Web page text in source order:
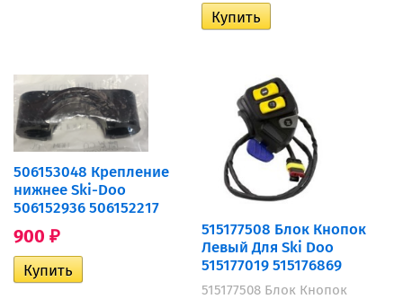
506153048 Крепление
нижнее Ski-Doo
506152936 506152217
900 ₽
515177508 Блок Кнопок
Левый Для Ski Doo
515177019 515176869
515177508 Блок Кнопок